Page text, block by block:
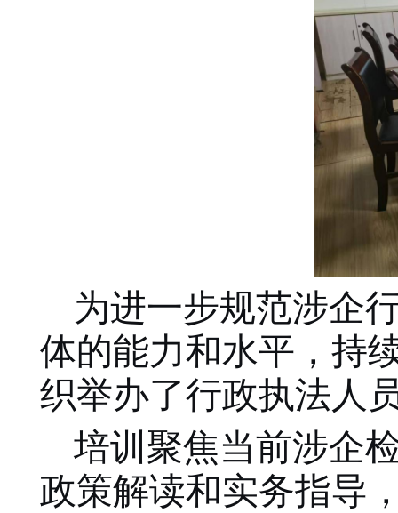
为进一步规范涉企
体的能力和水平，持
织举办了行政执法人
培训聚焦当前涉企
政策解读和实务指导